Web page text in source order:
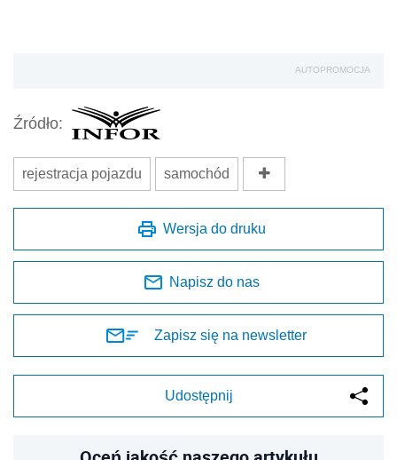
AUTOPROMOCJA
Źródło:
rejestracja pojazdu samochód
Wersja do druku
Napisz do nas
Zapisz się na newsletter
Udostępnij